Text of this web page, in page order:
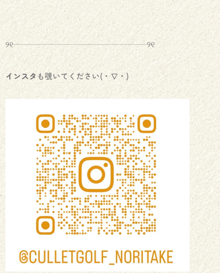
୨୧┈┈┈┈┈┈┈┈┈┈┈┈┈┈┈┈┈୨୧
インスタも覗いてください(・∇・)